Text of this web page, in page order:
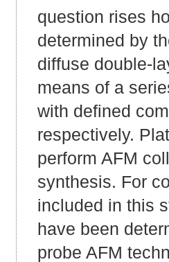
question rises
determined by
diffuse double-
means of a
with defined
respectively.
perform AFM
synthesis. For
included in this
have been
probe AFM